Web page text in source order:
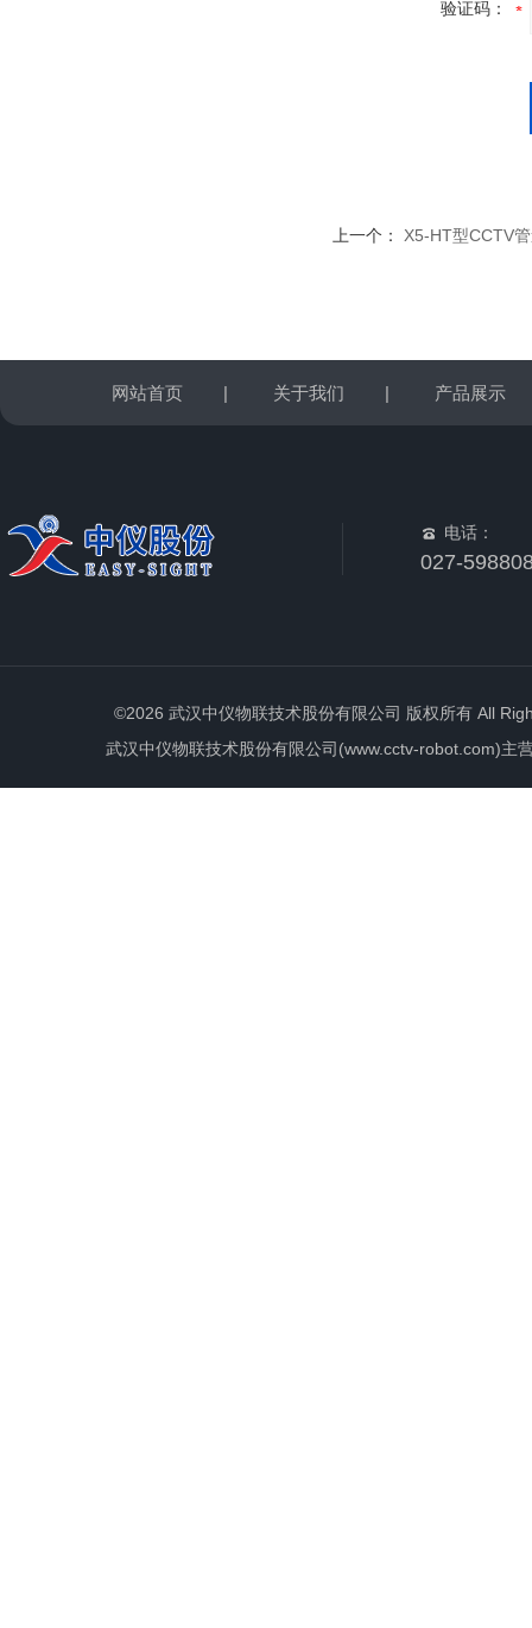
验证码：
上一个： X5-HT型CCTV
网站首页 | 关于我们 | 产品展示
电话：
027-
©2026 武汉中仪物联技术股份有限公司 版权所有 All
武汉中仪物联技术股份有限公司(www.cctv-robot.com)主